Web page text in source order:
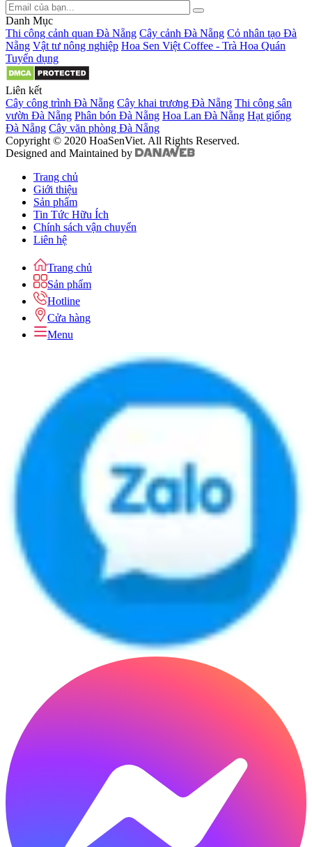
Danh Mục
Thi công cảnh quan Đà Nẵng Cây cảnh Đà Nẵng Cỏ nhân tạo Đà
Nẵng Vật tư nông nghiệp Hoa Sen Việt Coffee - Trà Hoa Quán
Tuyển dụng
Liên kết
Cây công trình Đà Nẵng Cây khai trương Đà Nẵng Thi công sân
vườn Đà Nẵng Phân bón Đà Nẵng Hoa Lan Đà Nẵng Hạt giống
Đà Nẵng Cây văn phòng Đà Nẵng
Copyright © 2020 HoaSenViet. All Rights Reserved.
Designed and Maintained by
Trang chủ
Giới thiệu
Sản phẩm
Tin Tức Hữu Ích
Chính sách vận chuyển
Liên hệ
Trang chủ
Sản phẩm
Hotline
Cửa hàng
Menu